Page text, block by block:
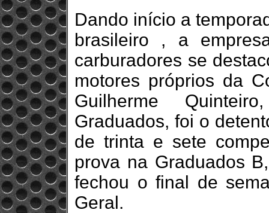
Dando início a
brasileiro , a
carburadores se
motores próprios da
Guilherme
Graduados, foi o
de trinta e sete
prova na Graduados
fechou o final de
Geral.